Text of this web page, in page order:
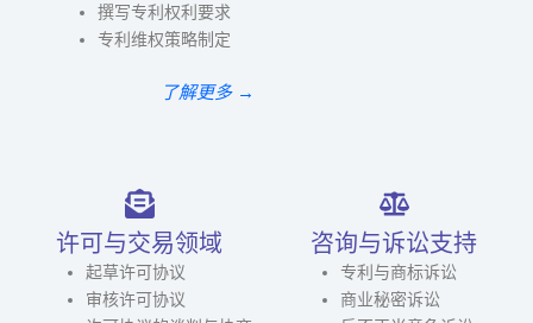
撰写专利权利要求
专利维权策略制定
了解更多 →
许可与交易领域
起草许可协议
审核许可协议
咨询与诉讼支持
专利与商标诉讼
商业秘密诉讼